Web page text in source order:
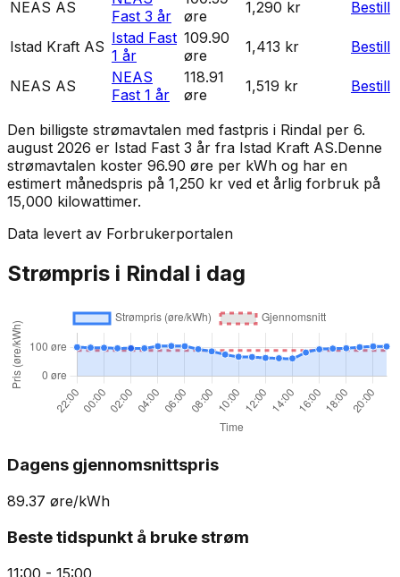
NEAS AS
Fast 3 år
øre
1,290 kr Bestill
Istad Kraft AS Istad Fast
1 år
109.90
øre
1,413 kr Bestill
NEAS AS
NEAS
Fast 1 år
118.91
øre
1,519 kr Bestill
Den billigste strømavtalen med fastpris i Rindal per 6.
august 2026 er Istad Fast 3 år fra Istad Kraft AS.Denne
strømavtalen koster 96.90 øre per kWh og har en
estimert månedspris på 1,250 kr ved et årlig forbruk på
15,000 kilowattimer.
Data levert av Forbrukerportalen
Strømpris i Rindal i dag
Dagens gjennomsnittspris
89.37 øre/kWh
Beste tidspunkt å bruke strøm
11:00 - 15:00